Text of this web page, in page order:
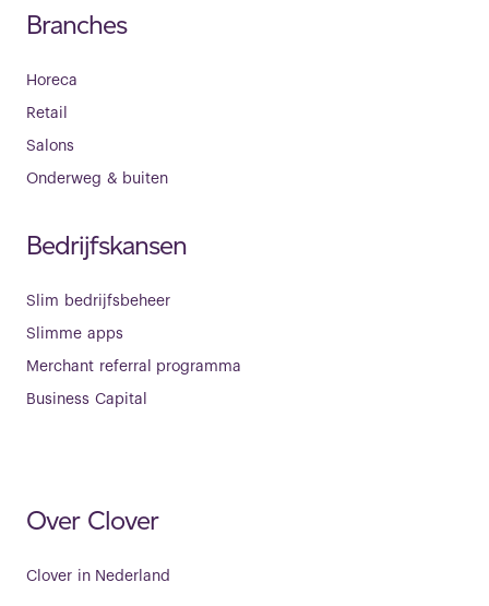
Branches
Horeca
Retail
Salons
Onderweg & buiten
Bedrijfskansen
Slim bedrijfsbeheer
Slimme apps
Merchant referral programma
Business Capital
Over Clover
Clover in Nederland